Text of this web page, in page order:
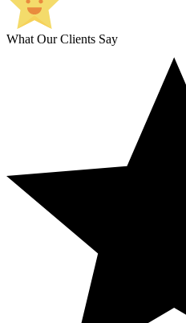
What Our Clients Say